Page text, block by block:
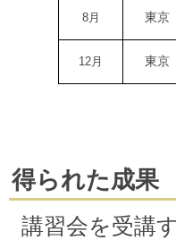
8月 東京
12月 東京
得られた成果
講習会を受講